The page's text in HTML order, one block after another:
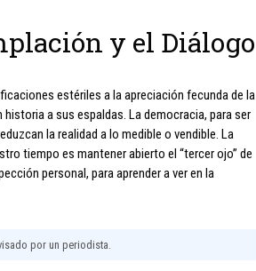
y el Diálogo
estériles a la apreciación fecunda de la
a sus espaldas. La democracia, para ser
la realidad a lo medible o vendible. La
tiempo es mantener abierto el “tercer ojo” de
personal, para aprender a ver en la
por un periodista.